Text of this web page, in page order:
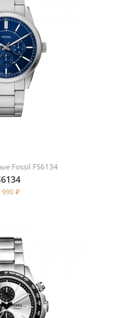
Fossil FS6134
990 ₽